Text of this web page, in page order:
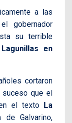
a las
gobernador
su terrible
en
cortaron
que el
el texto
La
de Galvarino,